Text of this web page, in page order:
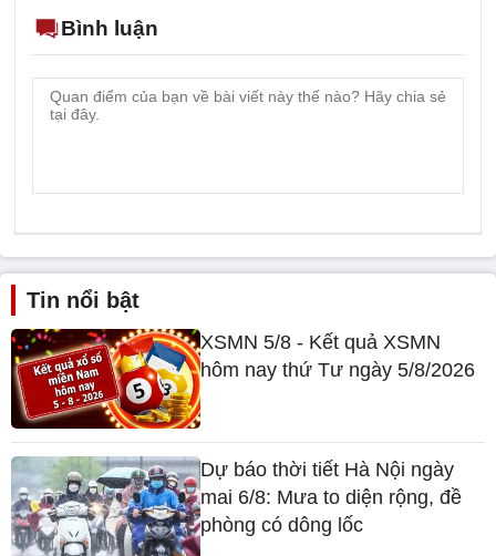
Bình luận
Tin nổi bật
XSMN 5/8 - Kết quả XSMN
hôm nay thứ Tư ngày 5/8/2026
Dự báo thời tiết Hà Nội ngày
mai 6/8: Mưa to diện rộng, đề
phòng có dông lốc